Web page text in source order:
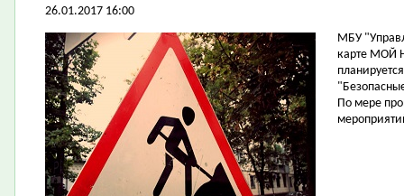
26.01.2017 16:00
​МБУ
карте МОЙ
По мере